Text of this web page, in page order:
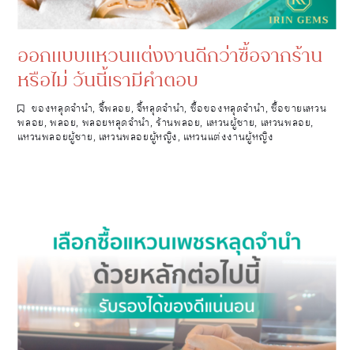
ออกแบบแหวนแต่งงานดีกว่าซื้อจากร้าน
หรือไม่ วันนี้เรามีคำตอบ
ของหลุดจำนำ, จี้พลอย, จี้หลุดจำนำ, ซื้อของหลุดจำนำ, ซื้อขายแหวน
พลอย, พลอย, พลอยหลุดจำนำ,ร้านพลอย, แหวนผู้ชาย, แหวนพลอย,
แหวนพลอยผู้ชาย, แหวนพลอยผู้หญิง, แหวนแต่งงานผู้หญิง